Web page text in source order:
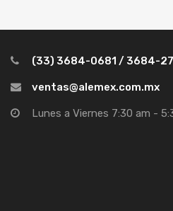
(33) 3684-0681 / 3684-
ventas@alemex.com.mx
Lunes a Viernes 7:30 am -